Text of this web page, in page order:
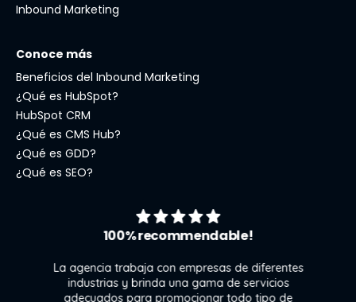
Inbound Marketing
Conoce más
Beneficios del Inbound Marketing
¿Qué es HubSpot?
HubSpot CRM
¿Qué es CMS Hub?
¿Qué es GDD?
¿Qué es SEO?
100% recommendable!
La agencia trabaja con empresas de diferentes
industrias y brinda una gama de servicios
adecuados para promocionar todo tipo de